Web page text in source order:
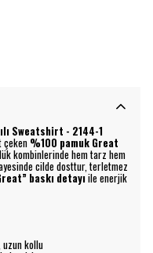
Sweatshirt - 2144-1
çeken %100 pamuk Great
kombinlerinde hem tarz hem
cilde dosttur, terletmez
baskı detayıile enerjik
uzun kollu